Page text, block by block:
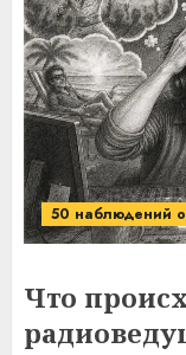
50 наблюдений
Что